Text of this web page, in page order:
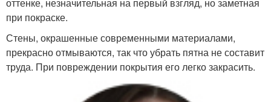
при покраске.
Стены, окрашенные современными материалами,
прекрасно отмываются, так что убрать пятна не составит
труда. При повреждении покрытия его легко закрасить.